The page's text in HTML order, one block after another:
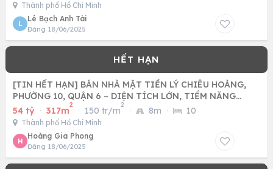
Thành phố Hồ Chí Minh
L
Lê Bạch Anh Tài
Đăng 18/06/2025
[TIN HẾT HẠN] BÁN NHÀ MẶT TIỀN LÝ CHIÊU HOÀNG,
PHƯỜNG 10, QUẬN 6 – DIỆN TÍCH LỚN, TIỀM NĂNG
KHAI THÁC CAO
54 tỷ · 317m
2
· 150 tr/m
2
· 8m · 10
Thành phố Hồ Chí Minh
H
Hoàng Gia Phong
Đăng 18/06/2025